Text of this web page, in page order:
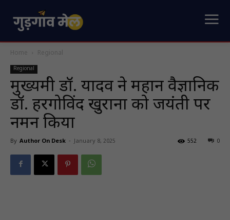
Home Regional
Regional
मुख्यमंत्री डॉ. यादव ने महान वैज्ञानिक
डॉ. हरगोविंद खुराना को जयंती पर
नमन किया
By Author On Desk - January 8, 2025 0
552